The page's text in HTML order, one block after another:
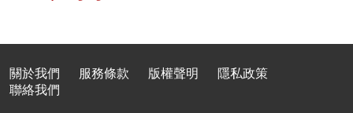
關於我們 服務條款 版權聲明
隱私政策
聯絡我們